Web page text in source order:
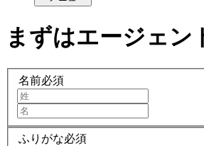
まずはエージェン
名前必須
ふりがな必須